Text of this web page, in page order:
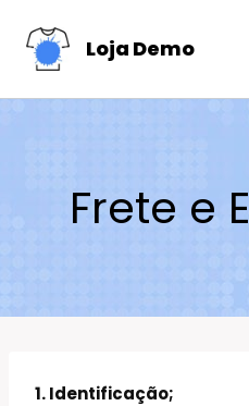
Loja Demo
Frete e
1. Identificação;